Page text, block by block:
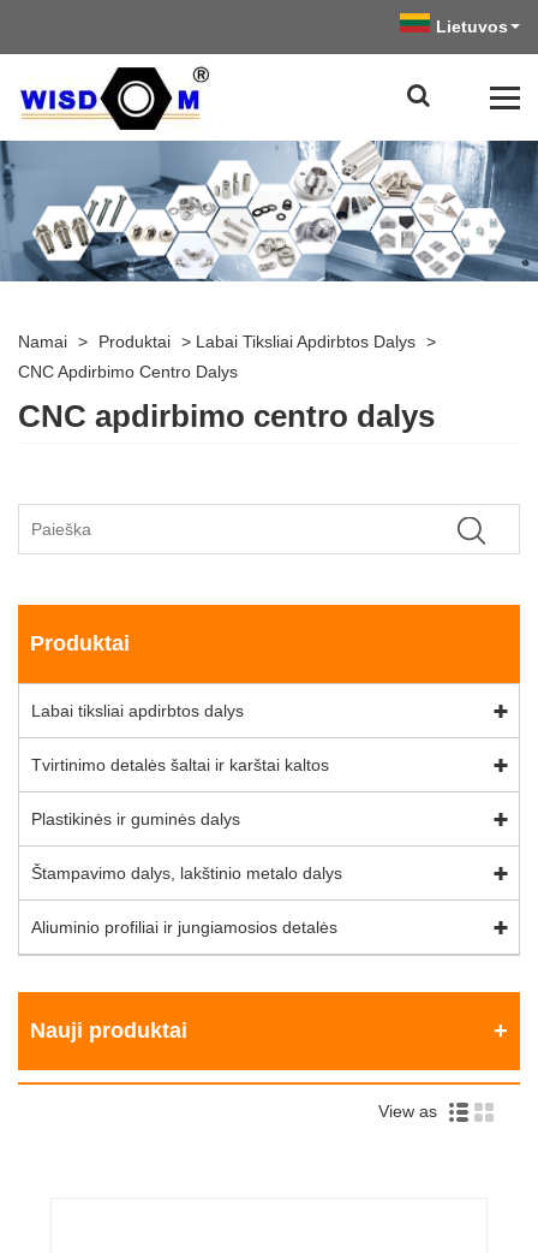
Lietuvos
Namai > Produktai > Labai Tiksliai Apdirbtos Dalys >
CNC Apdirbimo Centro Dalys
CNC apdirbimo centro dalys
Produktai
Labai tiksliai apdirbtos dalys
Tvirtinimo detalės šaltai ir karštai kaltos
Plastikinės ir guminės dalys
Štampavimo dalys, lakštinio metalo dalys
Aliuminio profiliai ir jungiamosios detalės
Nauji produktai
View as